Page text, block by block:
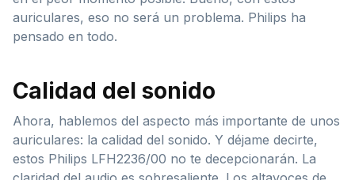
auriculares, eso no será un problema. Philips ha
pensado en todo.
Calidad del sonido
Ahora, hablemos del aspecto más importante de unos
auriculares: la calidad del sonido. Y déjame decirte,
estos Philips LFH2236/00 no te decepcionarán. La